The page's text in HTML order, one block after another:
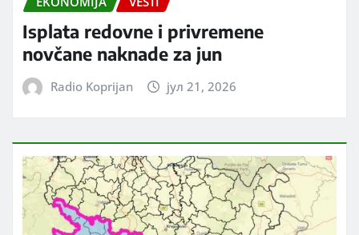
Isplata redovne i privremene
novčane naknade za jun
Radio Koprijan јул 21, 2026